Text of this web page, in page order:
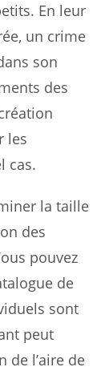
En leur
un crime
son
des
les
cas.
la taille
des
pouvez
de
sont
peut
de l’aire de